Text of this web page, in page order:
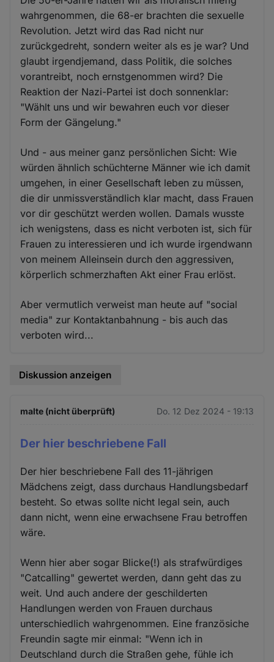
wahrgenommen, die 68-er brachten die sexuelle
Revolution. Jetzt wird das Rad nicht nur
zurückgedreht, sondern weiter als es je war? Und
glaubt irgendjemand, dass Politik, die solches
vorantreibt, noch ernstgenommen wird? Die
Reaktion der Nazi-Partei ist doch sonnenklar:
"Wählt uns und wir bewahren euch vor dieser
Form der Gängelung."
Und - aus meiner ganz persönlichen Sicht: Wie
würden ähnlich schüchterne Männer wie ich damit
umgehen, in einer Gesellschaft leben zu müssen,
die dir unmissverständlich klar macht, dass Frauen
vor dir geschützt werden wollen. Damals wusste
ich wenigstens, dass es nicht verboten ist, sich für
Frauen zu interessieren und ich wurde irgendwann
von meinem Alleinsein durch den aggressiven,
körperlich schmerzhaften Akt einer Frau erlöst.
Aber vermutlich verweist man heute auf "social
media" zur Kontaktanbahnung - bis auch das
verboten wird...
Diskussion anzeigen
malte (nicht überprüft) Do. 12 Dez 2024 - 19:13
Der hier beschriebene Fall
Der hier beschriebene Fall des 11-jährigen
Mädchens zeigt, dass durchaus Handlungsbedarf
besteht. So etwas sollte nicht legal sein, auch
dann nicht, wenn eine erwachsene Frau betroffen
wäre.
Wenn hier aber sogar Blicke(!) als strafwürdiges
"Catcalling" gewertet werden, dann geht das zu
weit. Und auch andere der geschilderten
Handlungen werden von Frauen durchaus
unterschiedlich wahrgenommen. Eine französiche
Freundin sagte mir einmal: "Wenn ich in
Deutschland durch die Straßen gehe, fühle ich